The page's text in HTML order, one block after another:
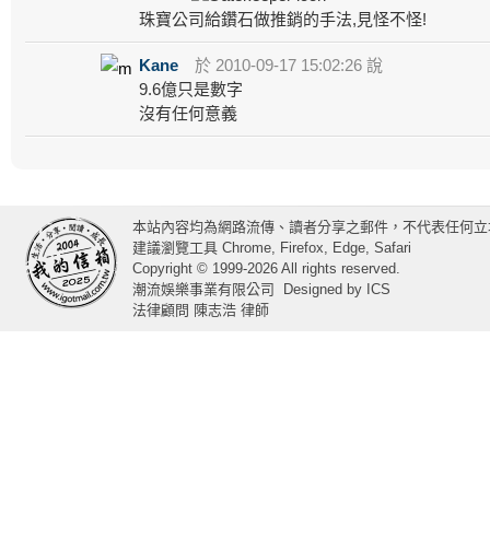
珠寶公司給鑽石做推銷的手法,見怪不怪!
Kane
於 2010-09-17 15:02:26 說
9.6億只是數字
沒有任何意義
本站內容均為網路流傳、讀者分享之郵件，不代表任何
建議瀏覽工具 Chrome, Firefox, Edge, Safari
Copyright © 1999-2026 All rights reserved.
潮流娛樂事業有限公司
Designed by ICS
法律顧問 陳志浩 律師